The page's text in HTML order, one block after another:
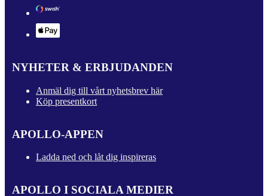
NYHETER & ERBJUDANDEN
Anmäl dig till vårt nyhetsbrev här
Köp presentkort
APOLLO-APPEN
Ladda ned och låt dig inspireras
APOLLO I SOCIALA MEDIER